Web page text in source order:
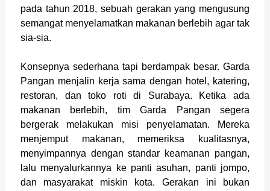
pada tahun 2018, sebuah gerakan yang mengusung
semangat menyelamatkan makanan berlebih agar tak
sia-sia.
Konsepnya sederhana tapi berdampak besar. Garda
Pangan menjalin kerja sama dengan hotel, katering,
restoran, dan toko roti di Surabaya. Ketika ada
makanan berlebih, tim Garda Pangan segera
bergerak melakukan misi penyelamatan. Mereka
menjemput makanan, memeriksa kualitasnya,
menyimpannya dengan standar keamanan pangan,
lalu menyalurkannya ke panti asuhan, panti jompo,
dan masyarakat miskin kota. Gerakan ini bukan